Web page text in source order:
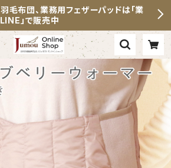
毛布団、業務用フェザーパッドは「業
」で販売中